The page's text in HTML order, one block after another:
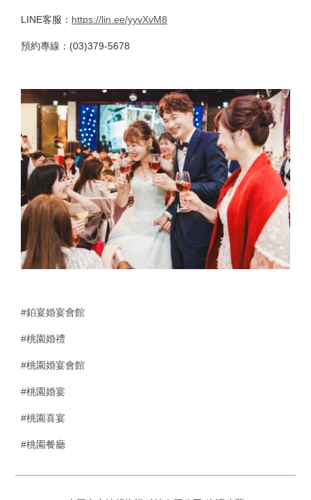
LINE客服： https://lin.ee/yyvXvM8
預約專線：(03)379-5678
#鉑宴婚宴會館
#桃園婚禮
#桃園婚宴會館
#桃園婚宴
#桃園喜宴
#桃園餐廳